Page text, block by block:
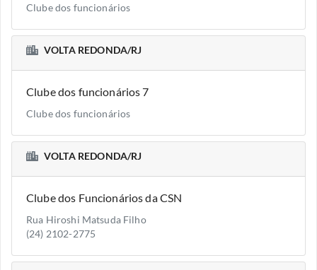
Clube dos funcionários
VOLTA REDONDA/RJ
Clube dos funcionários 7
Clube dos funcionários
VOLTA REDONDA/RJ
Clube dos Funcionários da CSN
Rua Hiroshi Matsuda Filho
(24) 2102-2775